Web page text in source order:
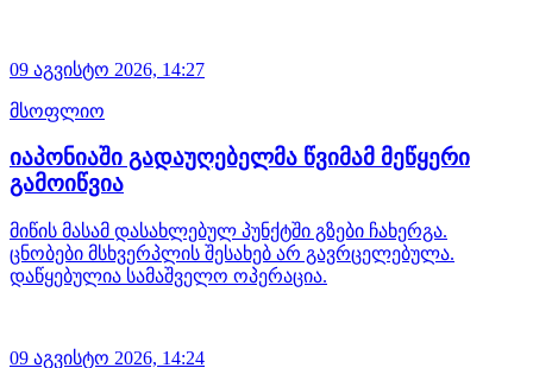
09 აგვისტო 2026, 14:27
მსოფლიო
იაპონიაში გადაუღებელმა წვიმამ მეწყერი
გამოიწვია
მიწის მასამ დასახლებულ პუნქტში გზები ჩახერგა.
ცნობები მსხვერპლის შესახებ არ გავრცელებულა.
დაწყებულია სამაშველო ოპერაცია.
09 აგვისტო 2026, 14:24